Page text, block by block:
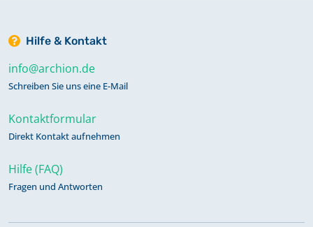
Hilfe & Kontakt
info@archion.de
Schreiben Sie uns eine E-Mail
Kontaktformular
Direkt Kontakt aufnehmen
Hilfe (FAQ)
Fragen und Antworten